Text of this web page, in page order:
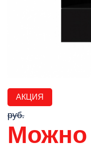
АКЦИЯ
руб.
Можно